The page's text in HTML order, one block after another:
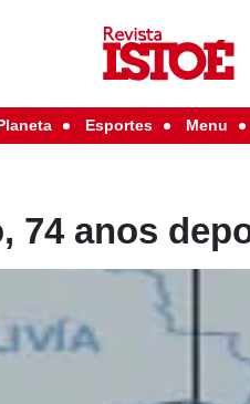
Esportes Menu
74 anos